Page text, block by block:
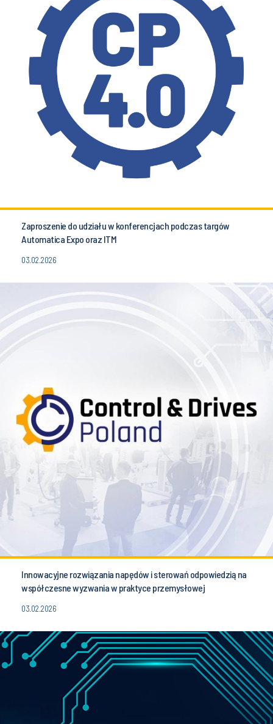
Zaproszenie do udziału w konferencjach podczas targów
Automatica Expo oraz ITM
03.02.2026
Innowacyjne rozwiązania napędów i sterowań odpowiedzią na
współczesne wyzwania w praktyce przemysłowej
03.02.2026